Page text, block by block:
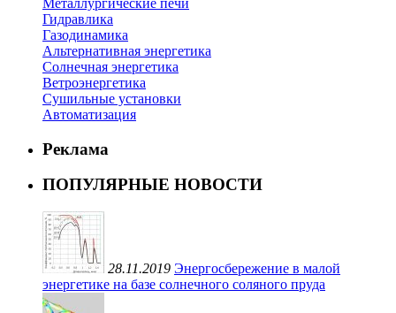
Гидравлика
Газодинамика
Альтернативная энергетика
Солнечная энергетика
Ветроэнергетика
Сушильные установки
Автоматизация
Реклама
ПОПУЛЯРНЫЕ НОВОСТИ
28.11.2019 Энергосбережение в малой
энергетике на базе солнечного соляного пруда